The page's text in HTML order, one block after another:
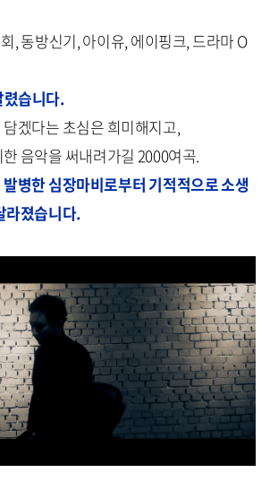
, 동방신기, 아이유, 에이핑크, 드라마 O
습니다.
겠다는 초심은 희미해지고,
음악을 써내려가길 2000여곡.
병한 심장마비로부터 기적적으로 소생
라졌습니다.